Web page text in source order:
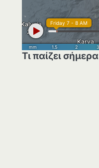
Τι παίζει σήμερα